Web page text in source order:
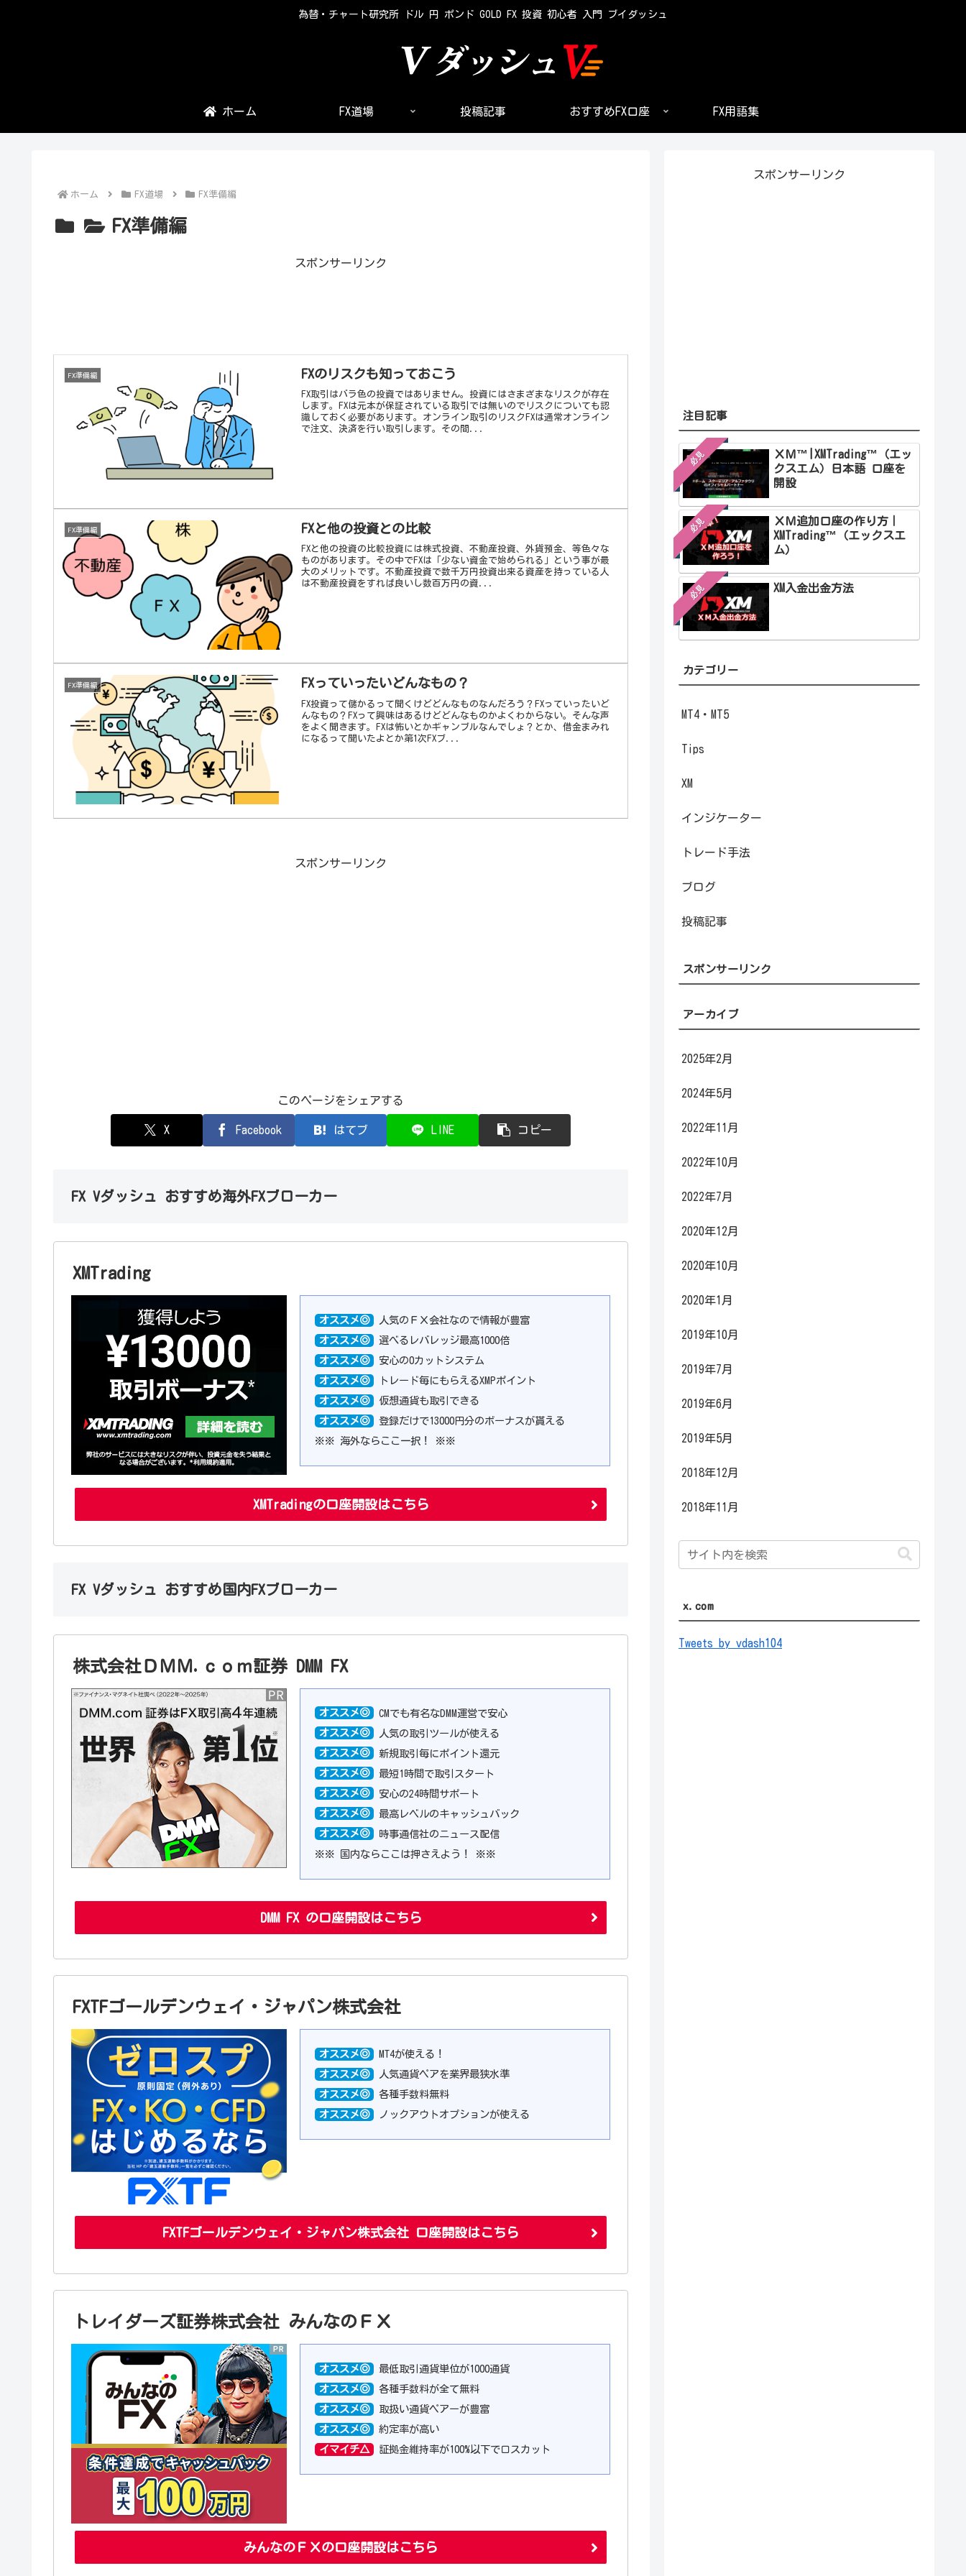
為替・チャート研究所 ドル 円 ポンド GOLD FX 投資 初心者 入門 ブイダッシュ
ホーム FX道場 投稿記事 おすすめFX口座 FX用語集
ホーム FX道場 FX準備編
FX準備編
スポンサーリンク
FX準備編 FXのリスクも知っておこう
FX取引はバラ色の投資ではありません。投資にはさまざまなリスクが存在
します。FXは元本が保証されている取引では無いのでリスクについても認
識しておく必要があります。オンライン取引のリスクFXは通常オンライン
で注文、決済を行い取引します。その間...
FX準備編 FXと他の投資との比較
FXと他の投資の比較投資には株式投資、不動産投資、外貨預金、等色々な
ものがあります。その中でFXは「少ない資金で始められる」という事が最
大のメリットです。不動産投資で数千万円投資出来る資産を持っている人
は不動産投資をすれば良いし数百万円の資...
FX準備編 FXっていったいどんなもの？
FX投資って儲かるって聞くけどどんなものなんだろう？FXっていったいど
んなもの？FXって興味はあるけどどんなものかよくわからない。そんな声
をよく聞きます。FXは怖いとかギャンブルなんでしょ？とか、借金まみれ
になるって聞いたよとか第1次FXブ...
スポンサーリンク
このページをシェアする
X Facebook はてブ LINE コピー
FX Vダッシュ おすすめ海外FXブローカー
XMTrading
オススメ◎ 人気のＦＸ会社なので情報が豊富
オススメ◎ 選べるレバレッジ最高1000倍
オススメ◎ 安心の0カットシステム
オススメ◎ トレード毎にもらえるXMPポイント
オススメ◎ 仮想通貨も取引できる
オススメ◎ 登録だけで13000円分のボーナスが貰える
※※ 海外ならここ一択！ ※※
XMTradingの口座開設はこちら
FX Vダッシュ おすすめ国内FXブローカー
株式会社ＤＭＭ.ｃｏｍ証券 DMM FX
オススメ◎ CMでも有名なDMM運営で安心
オススメ◎ 人気の取引ツールが使える
オススメ◎ 新規取引毎にポイント還元
オススメ◎ 最短1時間で取引スタート
オススメ◎ 安心の24時間サポート
オススメ◎ 最高レベルのキャッシュバック
オススメ◎ 時事通信社のニュース配信
※※ 国内ならここは押さえよう！ ※※
DMM FX の口座開設はこちら
FXTFゴールデンウェイ・ジャパン株式会社
オススメ◎ MT4が使える！
オススメ◎ 人気通貨ペアを業界最狭水準
オススメ◎ 各種手数料無料
オススメ◎ ノックアウトオプションが使える
FXTFゴールデンウェイ・ジャパン株式会社 口座開設はこちら
トレイダーズ証券株式会社 みんなのＦＸ
オススメ◎ 最低取引通貨単位が1000通貨
オススメ◎ 各種手数料が全て無料
オススメ◎ 取扱い通貨ペアーが豊富
オススメ◎ 約定率が高い
イマイチ△ 証拠金維持率が100%以下でロスカット
みんなのＦＸの口座開設はこちら
スポンサーリンク
注目記事
必見
ＸＭ™|XMTrading™（エッ
クスエム）日本語 口座を
開設
必見
ＸＭ追加口座の作り方｜
XMTrading™（エックスエ
ム）
必見 XM入金出金方法
カテゴリー
MT4・MT5
Tips
XM
インジケーター
トレード手法
ブログ
投稿記事
スポンサーリンク
アーカイブ
2025年2月
2024年5月
2022年11月
2022年10月
2022年7月
2020年12月
2020年10月
2020年1月
2019年10月
2019年7月
2019年6月
2019年5月
2018年12月
2018年11月
x.com
Tweets by vdash104